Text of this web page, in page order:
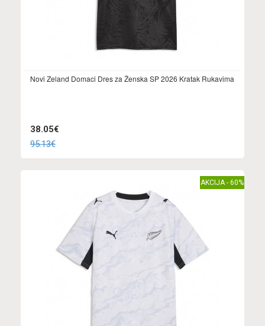
Novi Zeland Domaci Dres za Ženska SP 2026 Kratak Rukavima
38.05€
95.13€
AKCIJA - 60%